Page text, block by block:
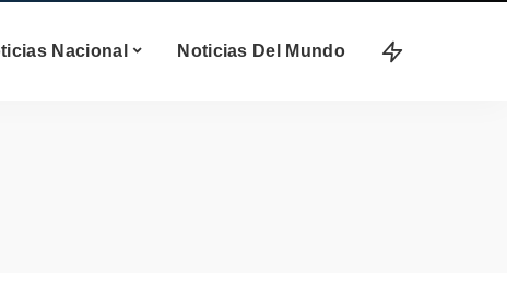
Nacional Noticias Del Mundo